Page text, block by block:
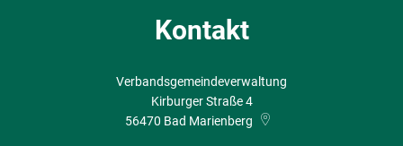
Kontakt
Verbandsgemeindeverwaltung
Kirburger Straße 4
56470 Bad Marienberg